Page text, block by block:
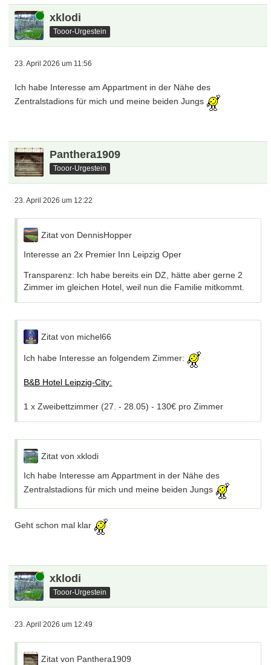
Online xklodi
Tooor-Urgestein
23. April 2026 um 11:56
Ich habe Interesse am Appartment in der Nähe des
Zentralstadions für mich und meine beiden Jungs
Panthera1909
Tooor-Urgestein
23. April 2026 um 12:22
Zitat von DennisHopper
Interesse an 2x Premier Inn Leipzig Oper
Transparenz: Ich habe bereits ein DZ, hätte aber gerne 2
Zimmer im gleichen Hotel, weil nun die Familie mitkommt.
Zitat von michel66
Ich habe Interesse an folgendem Zimmer:
B&B Hotel Leipzig-City:
1 x Zweibettzimmer (27. - 28.05) - 130€ pro Zimmer
Zitat von xklodi
Ich habe Interesse am Appartment in der Nähe des
Zentralstadions für mich und meine beiden Jungs
Geht schon mal klar
Online xklodi
Tooor-Urgestein
23. April 2026 um 12:49
Zitat von Panthera1909